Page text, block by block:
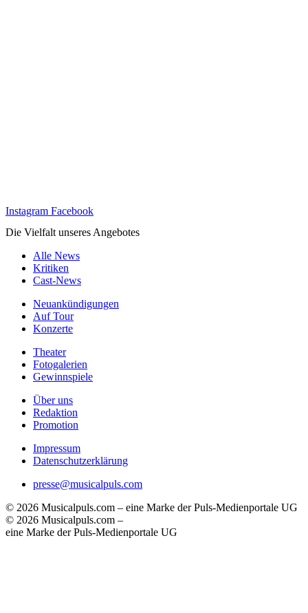
Instagram Facebook
Die Vielfalt unseres Angebotes
Alle News
Kritiken
Cast-News
Neuankündigungen
Auf Tour
Konzerte
Theater
Fotogalerien
Gewinnspiele
Über uns
Redaktion
Promotion
Impressum
Datenschutzerklärung
presse@musicalpuls.com
© 2026 Musicalpuls.com – eine Marke der Puls-Medienportale UG
© 2026 Musicalpuls.com –
eine Marke der Puls-Medienportale UG